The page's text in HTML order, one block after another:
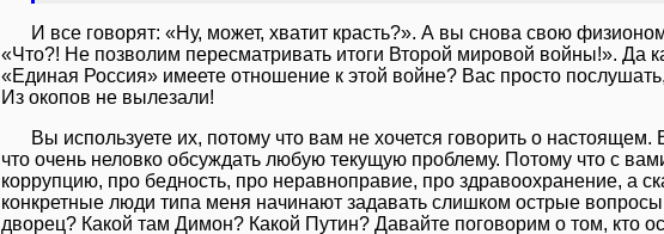
И все говорят: «Ну, может, хватит красть?». А вы снова свою
«Что?! Не позволим пересматривать итоги Второй мировой войны!». Да
«Единая Россия» имеете отношение к этой войне? Вас просто
Из окопов не вылезали!
Вы используете их, потому что вам не хочется говорить о настоящем.
что очень неловко обсуждать любую текущую проблему. Потому что с
коррупцию, про бедность, про неравноправие, про здравоохранение, а
конкретные люди типа меня начинают задавать слишком острые вопросы,
дворец? Какой там Димон? Какой Путин? Давайте поговорим о том, кто